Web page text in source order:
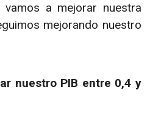
vamos a mejorar nuestra
mejorando nuestro
nuestro PIB entre 0,4 y